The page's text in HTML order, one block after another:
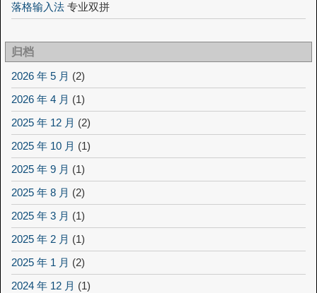
落格输入法 专业双拼
归档
2026 年 5 月 (2)
2026 年 4 月 (1)
2025 年 12 月 (2)
2025 年 10 月 (1)
2025 年 9 月 (1)
2025 年 8 月 (2)
2025 年 3 月 (1)
2025 年 2 月 (1)
2025 年 1 月 (2)
2024 年 12 月 (1)